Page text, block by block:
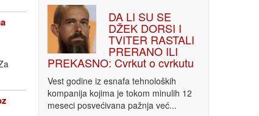
DA LI SU SE
DŽEK DORSI I
TVITER RASTALI
PRERANO ILI
PREKASNO: Cvrkut o cvrkutu
Vest godine iz esnafa tehnoloških
kompanija kojima je tokom minulih 12
meseci posvećivana pažnja već...